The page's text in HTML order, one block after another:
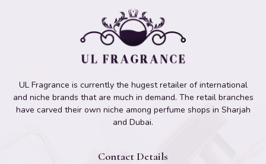
UL Fragrance is currently the hugest retailer of international
and niche brands that are much in demand. The retail branches
have carved their own niche among perfume shops in Sharjah
and Dubai.
Contact Details